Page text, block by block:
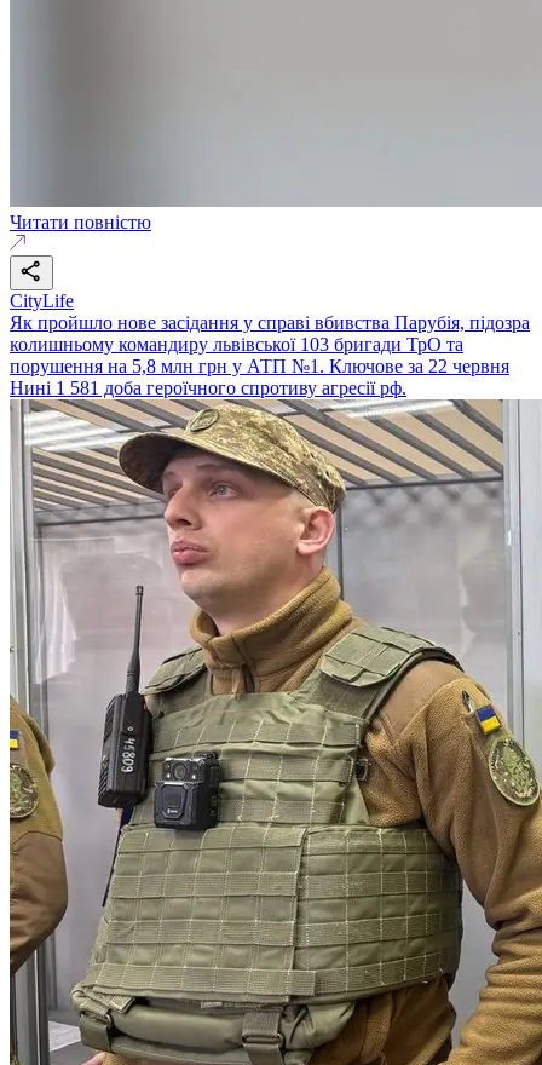
Читати повністю
CityLife
Як пройшло нове засідання у справі вбивства Парубія, підозра
колишньому командиру львівської 103 бригади ТрО та
порушення на 5,8 млн грн у АТП №1. Ключове за 22 червня
Нині 1 581 доба героїчного спротиву агресії рф.